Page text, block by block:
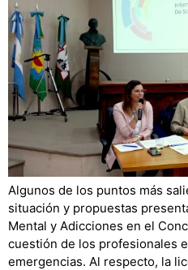
Algunos de los puntos más
situación y propuestas
Mental y Adicciones en el
cuestión de los profesionales
emergencias. Al respecto, la